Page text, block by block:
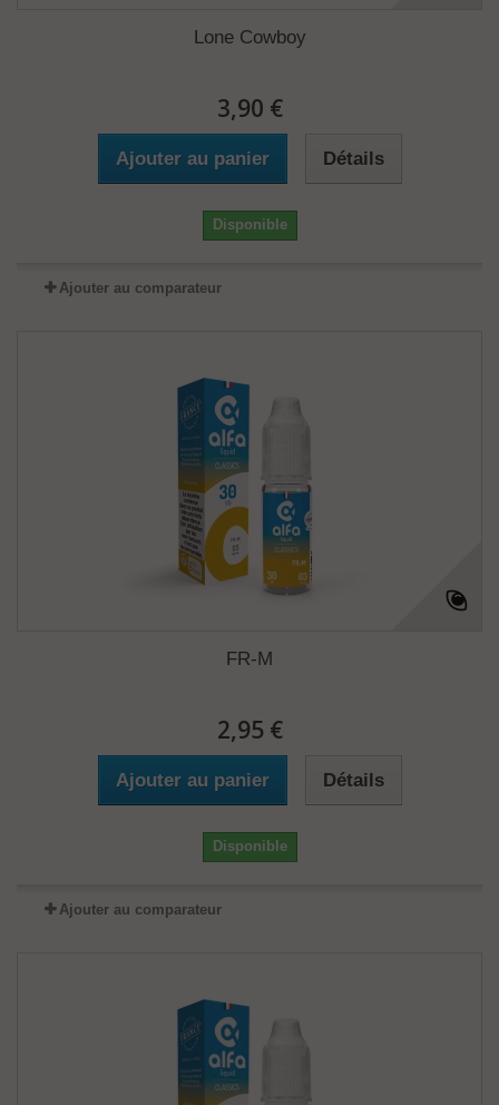
Lone Cowboy
3,90 €
Ajouter au panier Détails
Disponible
Ajouter au comparateur
FR-M
2,95 €
Ajouter au panier Détails
Disponible
Ajouter au comparateur